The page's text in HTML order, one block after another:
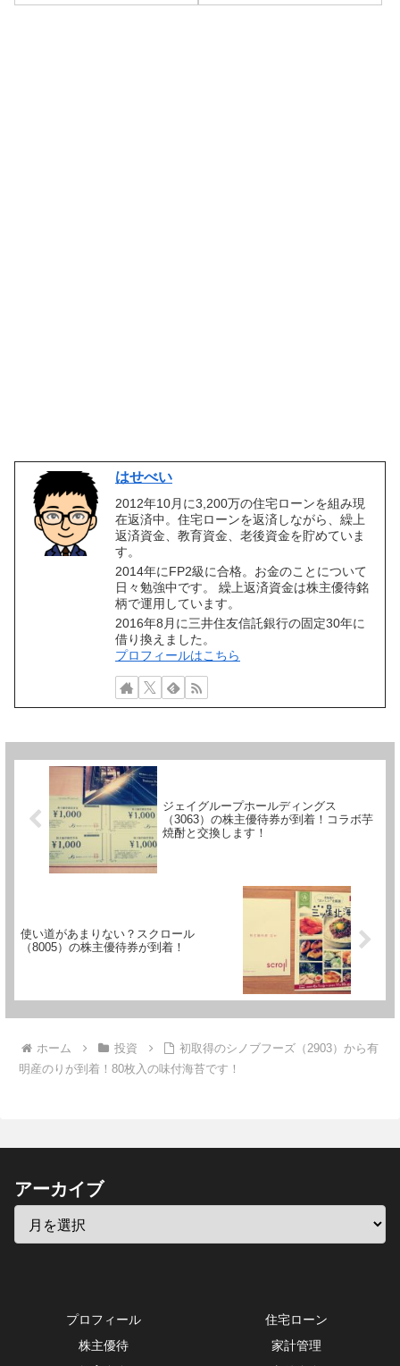
はせべい
2012年10月に3,200万の住宅ローンを組み現
在返済中。住宅ローンを返済しながら、繰上
返済資金、教育資金、老後資金を貯めていま
す。
2014年にFP2級に合格。お金のことについて
日々勉強中です。 繰上返済資金は株主優待銘
柄で運用しています。
2016年8月に三井住友信託銀行の固定30年に
借り換えました。
プロフィールはこちら
ジェイグループホールディングス
（3063）の株主優待券が到着！コラボ芋
焼酎と交換します！
使い道があまりない？スクロール
（8005）の株主優待券が到着！
ホーム 投資
初取得のシノブフーズ（2903）から有
明産のりが到着！80枚入の味付海苔です！
アーカイブ
プロフィール
住宅ローン
株主優待
家計管理